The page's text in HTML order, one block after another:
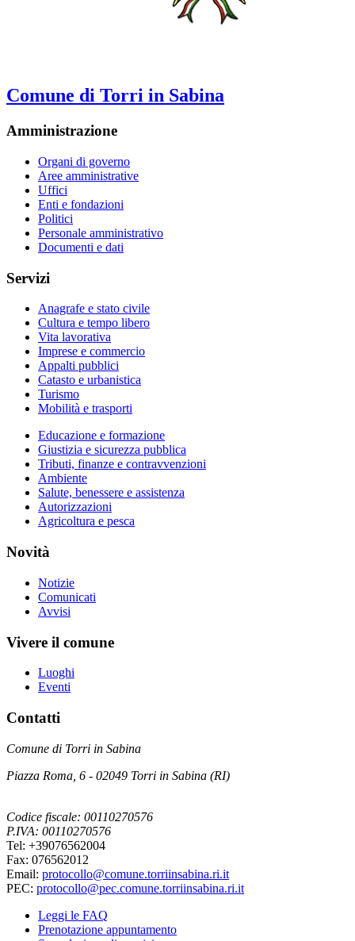
Comune di Torri in Sabina
Amministrazione
Organi di governo
Aree amministrative
Uffici
Enti e fondazioni
Politici
Personale amministrativo
Documenti e dati
Servizi
Anagrafe e stato civile
Cultura e tempo libero
Vita lavorativa
Imprese e commercio
Appalti pubblici
Catasto e urbanistica
Turismo
Mobilità e trasporti
Educazione e formazione
Giustizia e sicurezza pubblica
Tributi, finanze e contravvenzioni
Ambiente
Salute, benessere e assistenza
Autorizzazioni
Agricoltura e pesca
Novità
Notizie
Comunicati
Avvisi
Vivere il comune
Luoghi
Eventi
Contatti
Comune di Torri in Sabina
Piazza Roma, 6 - 02049 Torri in Sabina (RI)
Codice fiscale: 00110270576
P.IVA: 00110270576
Tel: +39076562004
Fax: 076562012
Email: protocollo@comune.torriinsabina.ri.it
PEC: protocollo@pec.comune.torriinsabina.ri.it
Leggi le FAQ
Prenotazione appuntamento